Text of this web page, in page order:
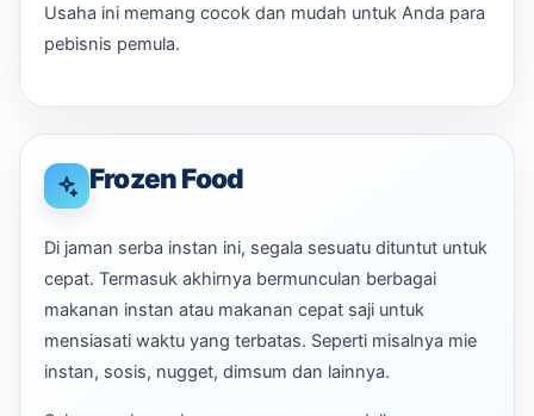
Usaha ini memang cocok dan mudah untuk Anda para
pebisnis pemula.
Frozen Food
Di jaman serba instan ini, segala sesuatu dituntut untuk
cepat. Termasuk akhirnya bermunculan berbagai
makanan instan atau makanan cepat saji untuk
mensiasati waktu yang terbatas. Seperti misalnya mie
instan, sosis, nugget, dimsum dan lainnya.